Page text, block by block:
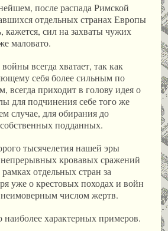
после распада Римской
отдельных странах Европы
кажется, сил на захваты чужих
маловато.
всегда хватает, так как
себя более сильным по
всегда приходит в голову идея о
для подчинения себе того же
случае, для обирания до
подданных.
тысячелетия нашей эры
непрерывных кровавых сражений
отдельных стран за
уже о крестовых походах и войн
неимоверным числом жертв.
наиболее характерных примеров.